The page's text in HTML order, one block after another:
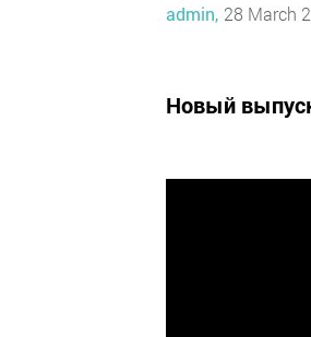
admin, 28 March
Новый